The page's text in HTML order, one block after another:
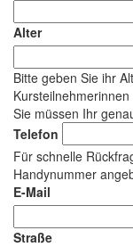
Alter
Bitte geben Sie ihr
Sie müssen Ihr
Telefon
Für schnelle
Handynummer
E-Mail
Straße